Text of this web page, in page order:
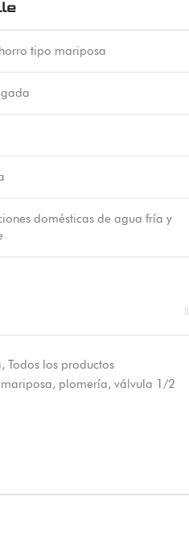
tipo mariposa
domésticas de agua fría y
, Todos los productos
, plomería, válvula 1/2